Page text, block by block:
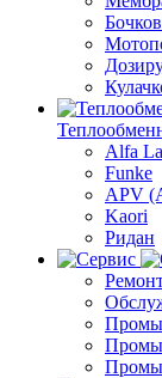
Alfa
Funke
APV
Kaori
Ридан